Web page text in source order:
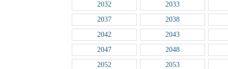
2032
2033
2037
2038
2042
2043
2047
2048
2052
2053